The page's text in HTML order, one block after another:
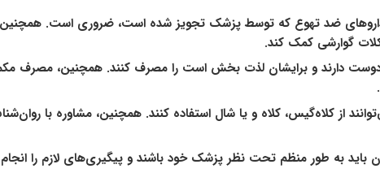
ضد تهوع که توسط پزشک تجویز شده است، ضروری است.
گوارشی کمک کند.
که دوست دارند و برایشان لذت بخش است را مصرف کنند. همچنین،
از کلاه‌گیس، کلاه و یا شال استفاده کنند. همچنین، مشاوره با
باید به طور منظم تحت نظر پزشک خود باشند و پیگیری‌های لازم را